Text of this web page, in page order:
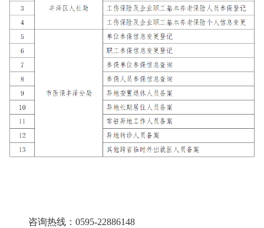
咨询热线：0595-22886148